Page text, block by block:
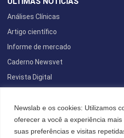
Newslab e os cookies: Utilizamos
oferecer a você a experiência
suas preferências e visitas
Análises Clínicas
Artigo científico
Informe de mercado
Caderno Newsvet
Revista Digital